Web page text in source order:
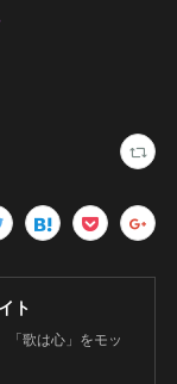
ト
「歌は心」をモッ